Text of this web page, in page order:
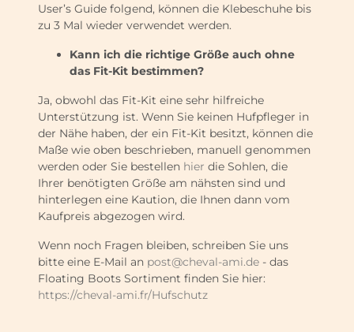
User’s Guide folgend, können die Klebeschuhe bis
zu 3 Mal wieder verwendet werden.
Kann ich die richtige Größe auch ohne
das Fit-Kit bestimmen?
Ja, obwohl das Fit-Kit eine sehr hilfreiche
Unterstützung ist. Wenn Sie keinen Hufpfleger in
der Nähe haben, der ein Fit-Kit besitzt, können die
Maße wie oben beschrieben, manuell genommen
werden oder Sie bestellen hier die Sohlen, die
Ihrer benötigten Größe am nähsten sind und
hinterlegen eine Kaution, die Ihnen dann vom
Kaufpreis abgezogen wird.
Wenn noch Fragen bleiben, schreiben Sie uns
bitte eine E-Mail an post@cheval-ami.de - das
Floating Boots Sortiment finden Sie hier:
https://cheval-ami.fr/Hufschutz